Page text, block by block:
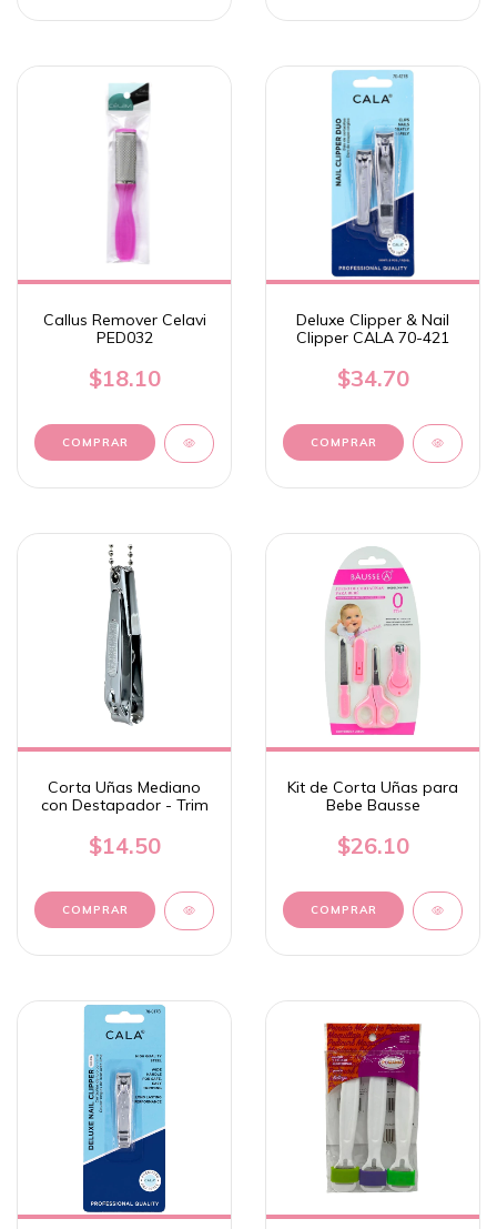
Callus Remover Celavi
PED032
$18.10
Deluxe Clipper & Nail
Clipper CALA 70-421
$34.70
Corta Uñas Mediano
con Destapador - Trim
$14.50
Kit de Corta Uñas para
Bebe Bausse
$26.10